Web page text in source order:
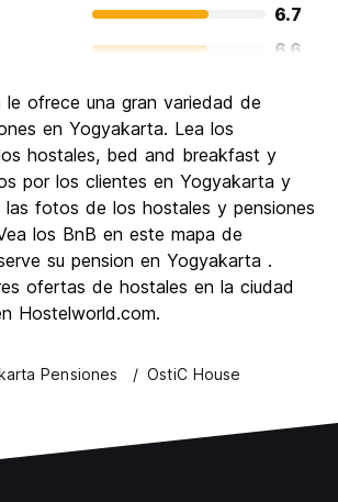
6.7
6.6
6.0
8.1
le ofrece una gran variedad de
en Yogyakarta. Lea los
hostales, bed and breakfast y
por los clientes en Yogyakarta y
fotos de los hostales y pensiones
los BnB en este mapa de
su pension en Yogyakarta .
ofertas de hostales en la ciudad
Hostelworld.com.
Pensiones OstiC House